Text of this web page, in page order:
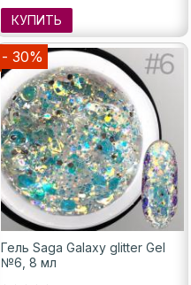
КУПИТЬ
- 30%
Гель Saga Galaxy glitter Gel
№6, 8 мл